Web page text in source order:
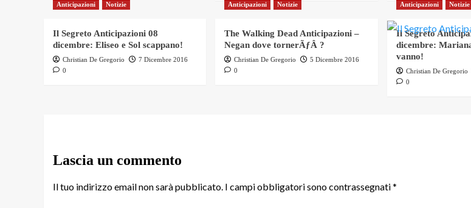
Anticipazioni Notizie
Il Segreto Anticipazioni 08
dicembre: Eliseo e Sol scappano!
Christian De Gregorio
7 Dicembre 2016
0
Anticipazioni Notizie
The Walking Dead Anticipazioni –
Negan dove tornerÃƒÂ ?
Christian De Gregorio
5 Dicembre 2016
0
Anticipazioni Notizie
Il Segreto
dicembre:
vanno!
Christian De Gregorio
0
Lascia un commento
Il tuo indirizzo email non sarà pubblicato. I campi obbligatori sono contrassegnati*